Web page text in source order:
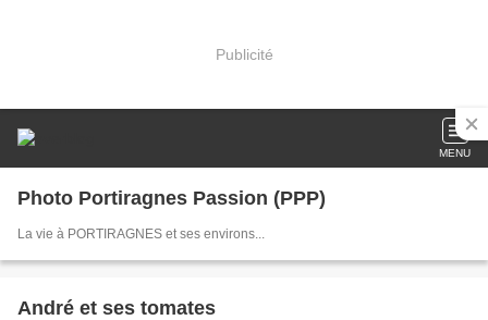
Publicité
MENU
Photo Portiragnes Passion (PPP)
La vie à PORTIRAGNES et ses environs...
André et ses tomates